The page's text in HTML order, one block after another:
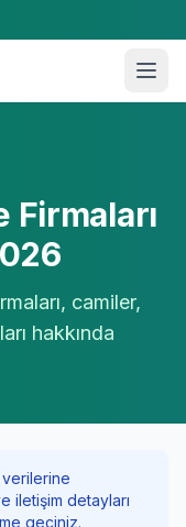
Firmaları
camiler,
hakkında
iletişim detayları
geçiniz.